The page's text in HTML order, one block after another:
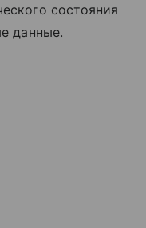
состояния
данные.